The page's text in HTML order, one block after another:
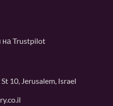
на Trustpilot
10, Jerusalem, Israel